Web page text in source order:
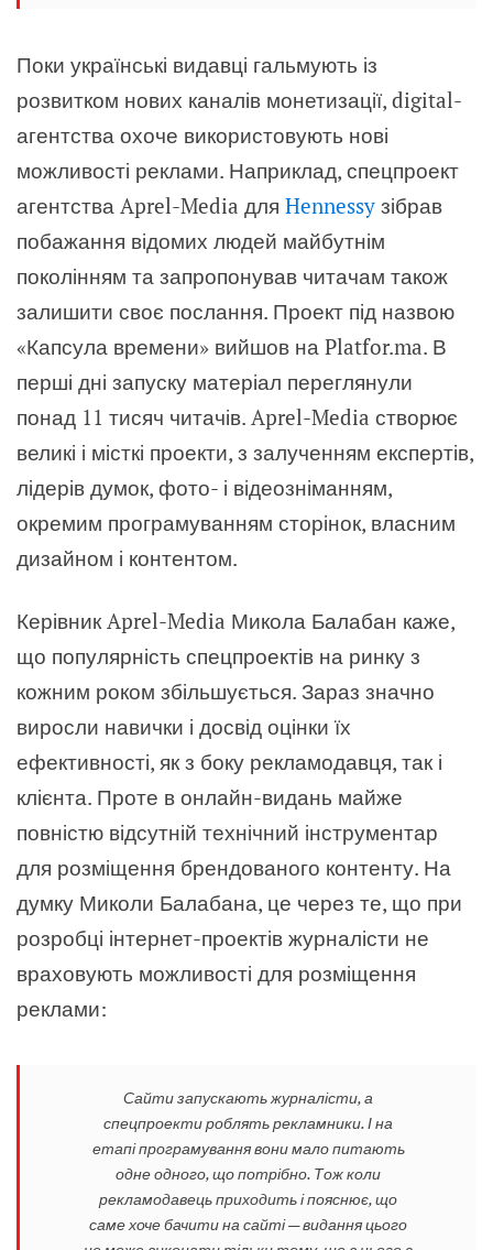
Поки українські видавці гальмують із
розвитком нових каналів монетизації, digital-
агентства охоче використовують нові
можливості реклами. Наприклад, спецпроект
агентства Aprel-Media для Hennessy зібрав
побажання відомих людей майбутнім
поколінням та запропонував читачам також
залишити своє послання. Проект під назвою
«Капсула времени» вийшов на Platfor.ma. В
перші дні запуску матеріал переглянули
понад 11 тисяч читачів. Aprel-Media створює
великі і місткі проекти, з залученням експертів,
лідерів думок, фото- і відеозніманням,
окремим програмуванням сторінок, власним
дизайном і контентом.
Керівник Aprel-Media Микола Балабан каже,
що популярність спецпроектів на ринку з
кожним роком збільшується. Зараз значно
виросли навички і досвід оцінки їх
ефективності, як з боку рекламодавця, так і
клієнта. Проте в онлайн-видань майже
повністю відсутній технічний інструментар
для розміщення брендованого контенту. На
думку Миколи Балабана, це через те, що при
розробці інтернет-проектів журналісти не
враховують можливості для розміщення
реклами:
Сайти запускають журналісти, а
спецпроекти роблять рекламники. І на
етапі програмування вони мало питають
одне одного, що потрібно. Тож коли
рекламодавець приходить і пояснює, що
саме хоче бачити на сайті — видання цього